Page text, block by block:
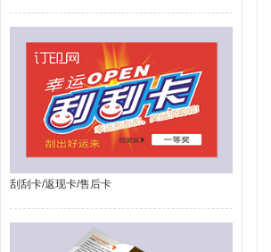
刮刮卡/返现卡/售后卡